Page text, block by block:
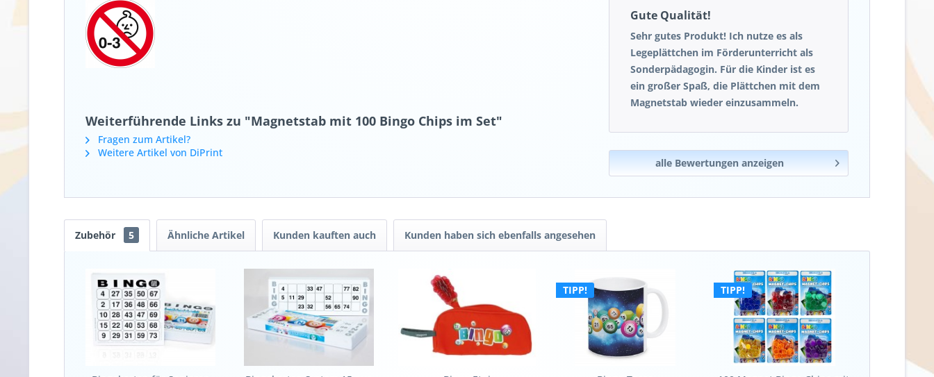
Weiterführende Links zu "Magnetstab mit 100 Bingo Chips im Set"
Fragen zum Artikel?
Weitere Artikel von DiPrint
Gute Qualität!
Sehr gutes Produkt! Ich nutze es als
Legeplättchen im Förderunterricht als
Sonderpädagogin. Für die Kinder ist es
ein großer Spaß, die Plättchen mit dem
Magnetstab wieder einzusammeln.
alle Bewertungen anzeigen
Zubehör 5 Ähnliche Artikel Kunden kauften auch Kunden haben sich ebenfalls angesehen
TIPP! TIPP!